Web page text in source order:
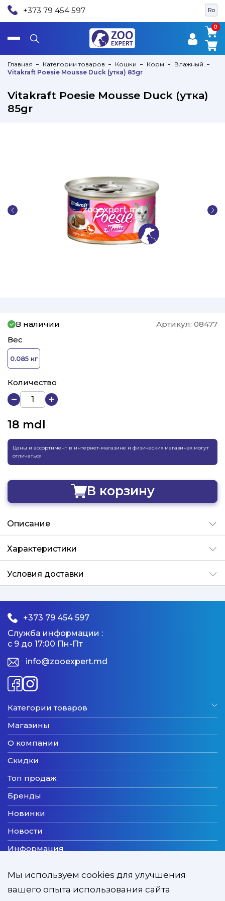
Ro
+373 79 454 597
0
0
Главная Категории товаров Кошки Корм
Влажный
Vitakraft Poesie Mousse Duck (утка) 85gr
Vitakraft Poesie Mousse Duck (утка)
85gr
В наличии Артикул: 08477
Вес
0.085 кг
Количество
18 mdl
Цены и ассортимент в интернет-магазине и физических магазинах могут
отличаться
В корзину
Добавлено
Описание
Характеристики
Условия доставки
+373 79 454 597
Служба информации :
с 9 до 17:00 Пн-Пт
info@zooexpert.md
Категории товаров
Магазины
О компании
Скидки
Топ продаж
Бренды
Новинки
Новости
Информация
Мы используем cookies для улучшения
вашего опыта использования сайта